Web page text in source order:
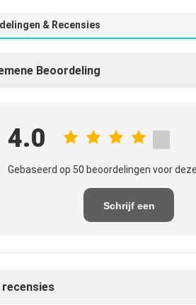
& Recensies
Beoordeling
4.0
Gebaseerd op 50 beoordelingen voor
Schrijf een
recensies